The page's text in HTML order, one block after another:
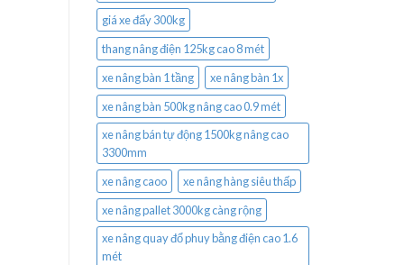
giá xe đẩy 300kg
thang nâng điện 125kg cao 8 mét
xe nâng bàn 1 tầng
xe nâng bàn 1x
xe nâng bàn 500kg nâng cao 0.9 mét
xe nâng bán tự động 1500kg nâng cao
3300mm
xe nâng caoo
xe nâng hàng siêu thấp
xe nâng pallet 3000kg càng rộng
xe nâng quay đổ phuy bằng điện cao 1.6
mét